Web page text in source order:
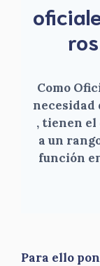
Como
necesidad
, tienen
a un
función
Para ello